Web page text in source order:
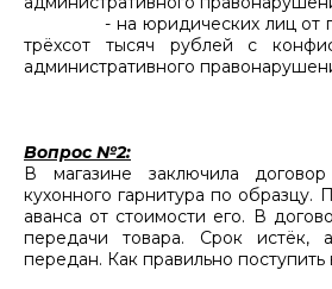
- на юридических лиц от
трёхсот тысяч рублей с
административного
Вопрос №2:
В магазине заключила
кухонного гарнитура по образцу.
аванса от стоимости его. В
передачи товара. Срок истёк,
передан. Как правильно поступить